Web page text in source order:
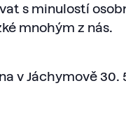
s minulostí
mnohým z nás.
v Jáchymově 30.